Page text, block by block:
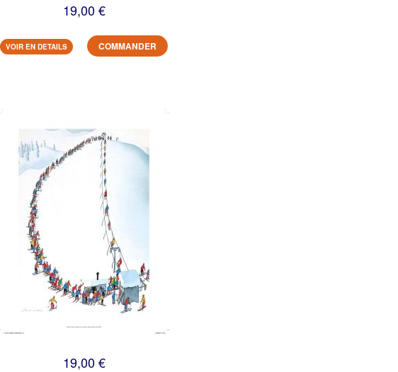
19,00 €
VOIR EN DETAILS COMMANDER
19,00 €